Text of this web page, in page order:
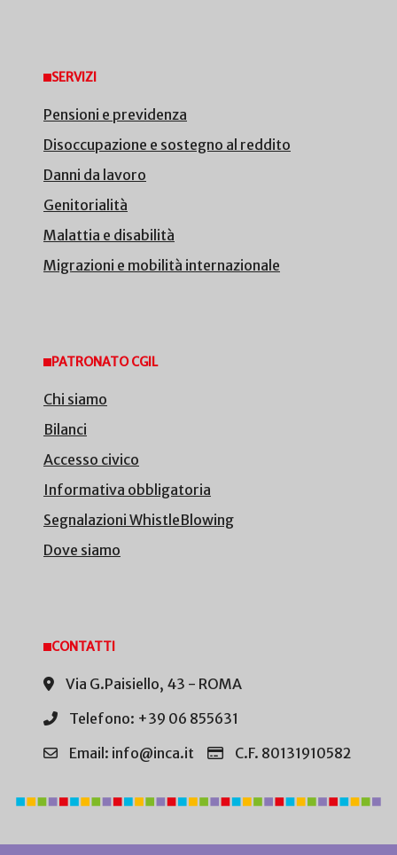
SERVIZI
Pensioni e previdenza
Disoccupazione e sostegno al reddito
Danni da lavoro
Genitorialità
Malattia e disabilità
Migrazioni e mobilità internazionale
PATRONATO CGIL
Chi siamo
Bilanci
Accesso civico
Informativa obbligatoria
Segnalazioni WhistleBlowing
Dove siamo
CONTATTI
Via G.Paisiello, 43 - ROMA
Telefono: +39 06 855631
Email: info@inca.it
C.F. 80131910582